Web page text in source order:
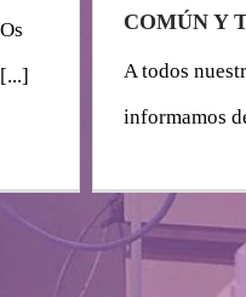
COMÚN Y
A todos
informamos